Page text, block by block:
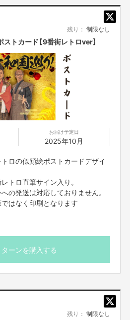
のお客様に知って頂き
越し頂けないお客さまにも存分に楽しんで
ンを用意しました。
り！」を盛り上げましょう！
メント
開催させて頂きまする。
する。
ち上げさせて頂きました。
おりまする。
まする！
国の父と呼ばれた拙者もさすがに辛い。
背中を押してほしいのじゃ！共に戦国の風
＞
/配信2000円
残り： 制限なし
トカード【9番街レトロver】
お届け予定日
2025年10月
ロの似顔絵ポストカードデザイ
トロ直筆サイン入り。
の発送は対応しておりません。
はなく印刷となります
ターンを購入する
残り： 制限なし